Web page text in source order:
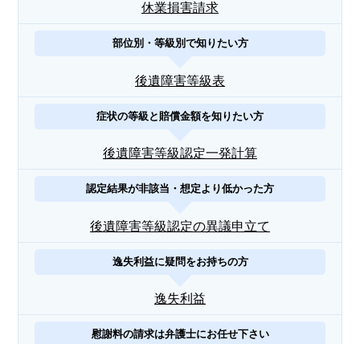
休業損害請求
部位別・等級別で知りたい方
後遺障害等級表
症状の等級と賠償金額を知りたい方
後遺障害等級認定一発計算
認定結果が非該当・想定より低かった方
後遺障害等級認定の異議申立て
逸失利益に疑問をお持ちの方
逸失利益
慰謝料の請求は弁護士にお任せ下さい